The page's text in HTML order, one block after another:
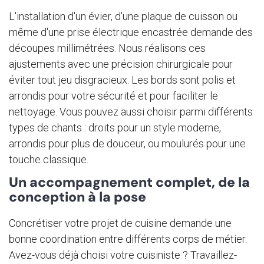
L'installation d'un évier, d'une plaque de cuisson ou
même d'une prise électrique encastrée demande des
découpes millimétrées. Nous réalisons ces
ajustements avec une précision chirurgicale pour
éviter tout jeu disgracieux. Les bords sont polis et
arrondis pour votre sécurité et pour faciliter le
nettoyage. Vous pouvez aussi choisir parmi différents
types de chants : droits pour un style moderne,
arrondis pour plus de douceur, ou moulurés pour une
touche classique.
Un accompagnement complet, de la
conception à la pose
Concrétiser votre projet de cuisine demande une
bonne coordination entre différents corps de métier.
Avez-vous déjà choisi votre cuisiniste ? Travaillez-